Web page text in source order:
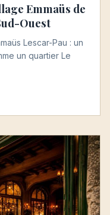
Emmaüs de
Ouest
Lescar-Pau : un
un quartier Le